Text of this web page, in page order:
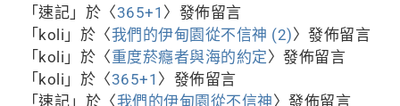
「速記 」於〈365+1 〉發佈留言
「koli 」於〈我們的伊甸園從不信神 (2)〉發佈留言
「koli 」於〈重度菸癮者與海的約定〉發佈留言
「koli 」於〈365+1 〉發佈留言
「速記 」於〈我們的伊甸園從不信神〉發佈留言